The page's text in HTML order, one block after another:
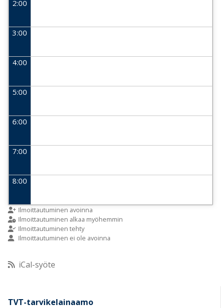
2:00
3:00
4:00
5:00
6:00
7:00
8:00
9:00
10:00
11:00
12:00
Ilmoittautuminen avoinna
Ilmoittautuminen alkaa myöhemmin
Ilmoittautuminen tehty
Ilmoittautuminen ei ole avoinna
iCal-syöte
TVT-tarvikelainaamo